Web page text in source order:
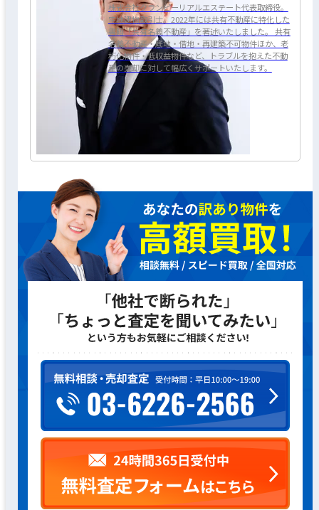
株式会社クランピーリアルエステート代表取締役。
宅地建物取引士。2022年には共有不動産に特化した
書籍「共有名義不動産」を著述いたしました。 共有
名義不動産・底地・借地・再建築不可物件ほか、老
朽化物件・低収益物件など、トラブルを抱えた不動
産の売却に対して幅広くサポートいたします。